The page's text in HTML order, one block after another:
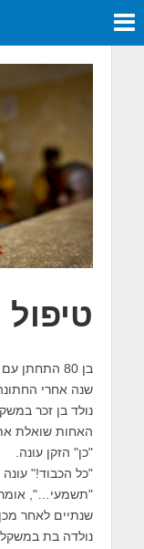
בן 80 התחתן עם בת 20.
שנה אחרי
נולד בן זכר במשקל 3.5 ק"ג, בריא
האחות שואלת
"כן" הזקן עונה.
"כל הכבוד!"
"תשמעי…", אומר
שנתיים לאחר
נולדה בת במשקל 3.5 ק"ג, בריאה